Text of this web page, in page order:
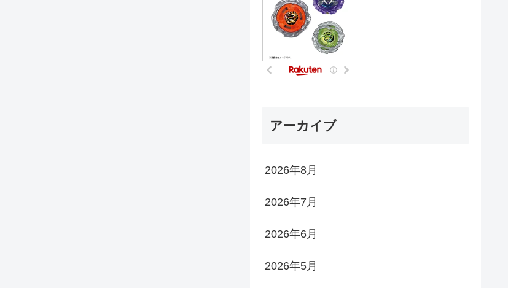
アーカイブ
2026年8月
2026年7月
2026年6月
2026年5月